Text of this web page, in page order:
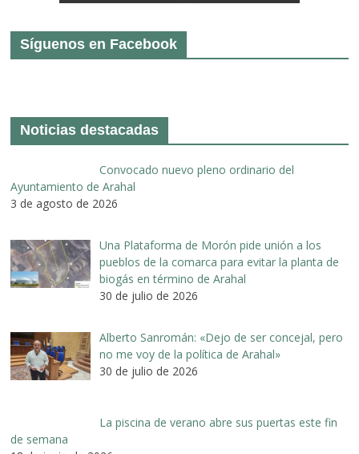
Síguenos en Facebook
Noticias destacadas
Convocado nuevo pleno ordinario del
Ayuntamiento de Arahal
3 de agosto de 2026
Una Plataforma de Morón pide unión a los
pueblos de la comarca para evitar la planta de
biogás en término de Arahal
30 de julio de 2026
Alberto Sanromán: «Dejo de ser concejal, pero
no me voy de la política de Arahal»
30 de julio de 2026
La piscina de verano abre sus puertas este fin
de semana